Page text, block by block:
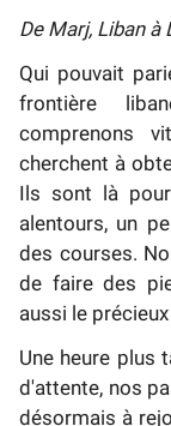
De Marj, Liban à
Qui pouvait
frontière
comprenons
cherchent à
Ils sont là
alentours, un
des courses.
de faire des
aussi le
Une heure plus
d'attente, nos
désormais à